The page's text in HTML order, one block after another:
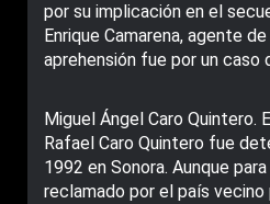
por su implicación en el
Enrique Camarena, agente
aprehensión fue por un caso
Miguel Ángel Caro Quintero.
Rafael Caro Quintero fue
1992 en Sonora. Aunque
reclamado por el país